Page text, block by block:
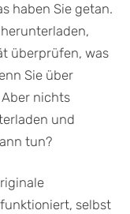
haben Sie getan.
überprüfen, was
Sie über
nichts
und
tun?
selbst